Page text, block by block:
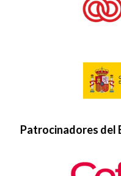
Patrocinadores del